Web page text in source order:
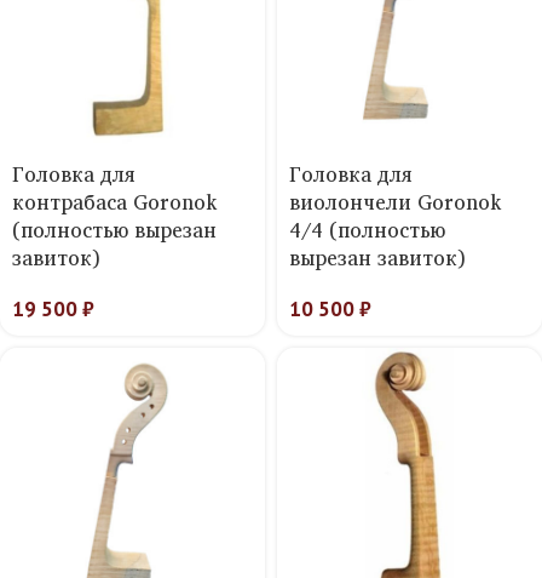
Головка для
контрабаса Goronok
(полностью вырезан
завиток)
19 500₽
Головка для
виолончели Goronok
4/4 (полностью
вырезан завиток)
10 500₽